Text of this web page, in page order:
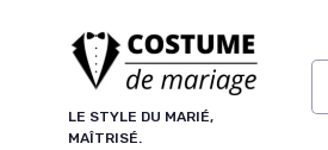
LE STYLE DU MARIÉ,
MAÎTRISÉ.